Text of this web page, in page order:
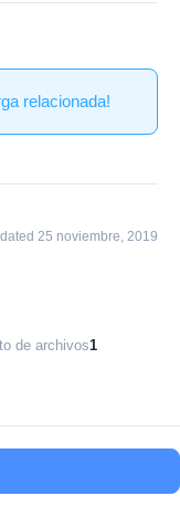
relacionada!
25 noviembre, 2019
de archivos1